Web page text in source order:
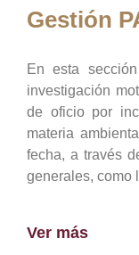
Gestión
En esta
investigación
de oficio por
materia
fecha, a través
generales, como
Ver más